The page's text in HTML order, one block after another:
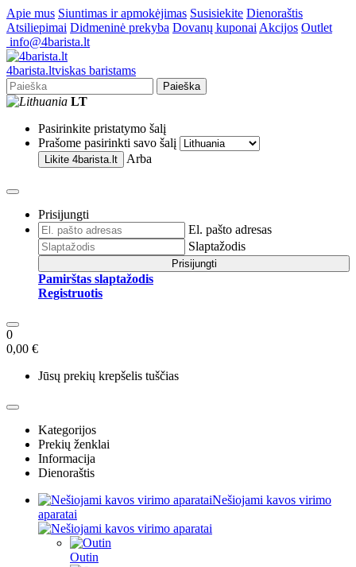
Apie mus Siuntimas ir apmokėjimas Susisiekite Dienoraštis
Atsiliepimai Didmeninė prekyba Dovanų kuponai Akcijos Outlet
info@4barista.lt
4barista.ltviskas baristams
Paieška
LT
Pasirinkite pristatymo šalį
Prašome pasirinkti savo šalį
Likite 4barista.lt Arba
Prisijungti
El. pašto adresas
Slaptažodis
Prisijungti
Pamirštas slaptažodis
Registruotis
0
0,00 €
Jūsų prekių krepšelis tuščias
Kategorijos
Prekių ženklai
Informacija
Dienoraštis
Nešiojami kavos virimo
aparatai
Outin